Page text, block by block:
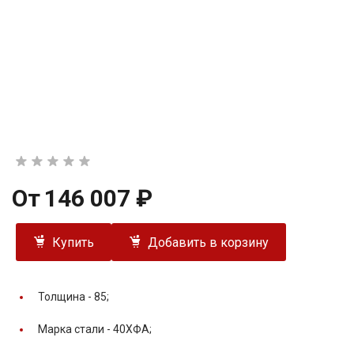
От 146 007 ₽
Купить Добавить в корзину
Толщина - 85;
Марка стали - 40ХФА;